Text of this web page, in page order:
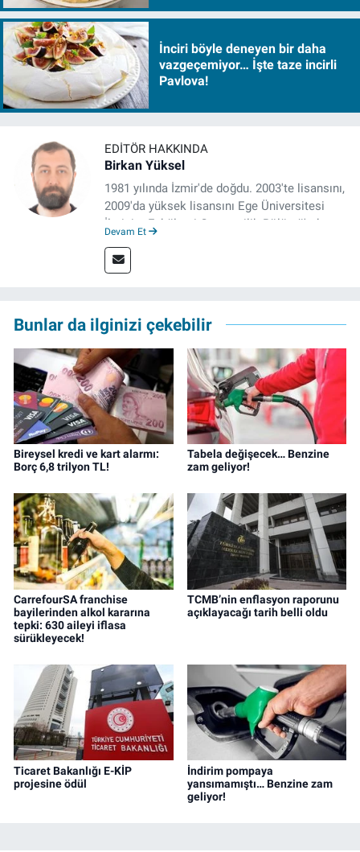
İnciri böyle deneyen bir daha
vazgeçemiyor… İşte taze incirli
Pavlova!
EDITÖR HAKKINDA
Birkan Yüksel
1981 yılında İzmir'de doğdu. 2003'te lisansını,
2009'da yüksek lisansını Ege Üniversitesi
İletişim Fakültesi Gazetecilik Bölümü'nde
tezinden hareketle yazdığı "İdeoloji ve
Gündelik Hayatta Milliyetçilik" adlı kitabı,
ve editör olarak görev yapmaktadır.
Devam Et
Bunlar da ilginizi çekebilir
Bireysel kredi ve kart alarmı:
Borç 6,8 trilyon TL!
Tabela değişecek… Benzine
zam geliyor!
CarrefourSA franchise
bayilerinden alkol kararına
tepki: 630 aileyi iflasa
sürükleyecek!
TCMB’nin enflasyon raporunu
açıklayacağı tarih belli oldu
Ticaret Bakanlığı E-KİP
projesine ödül
İndirim pompaya
yansımamıştı… Benzine zam
geliyor!